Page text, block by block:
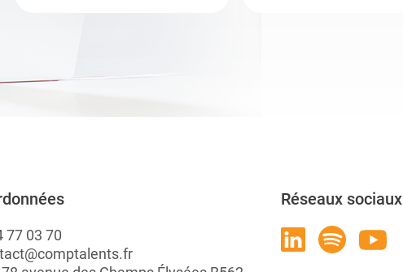
77 03 70
Réseaux sociaux